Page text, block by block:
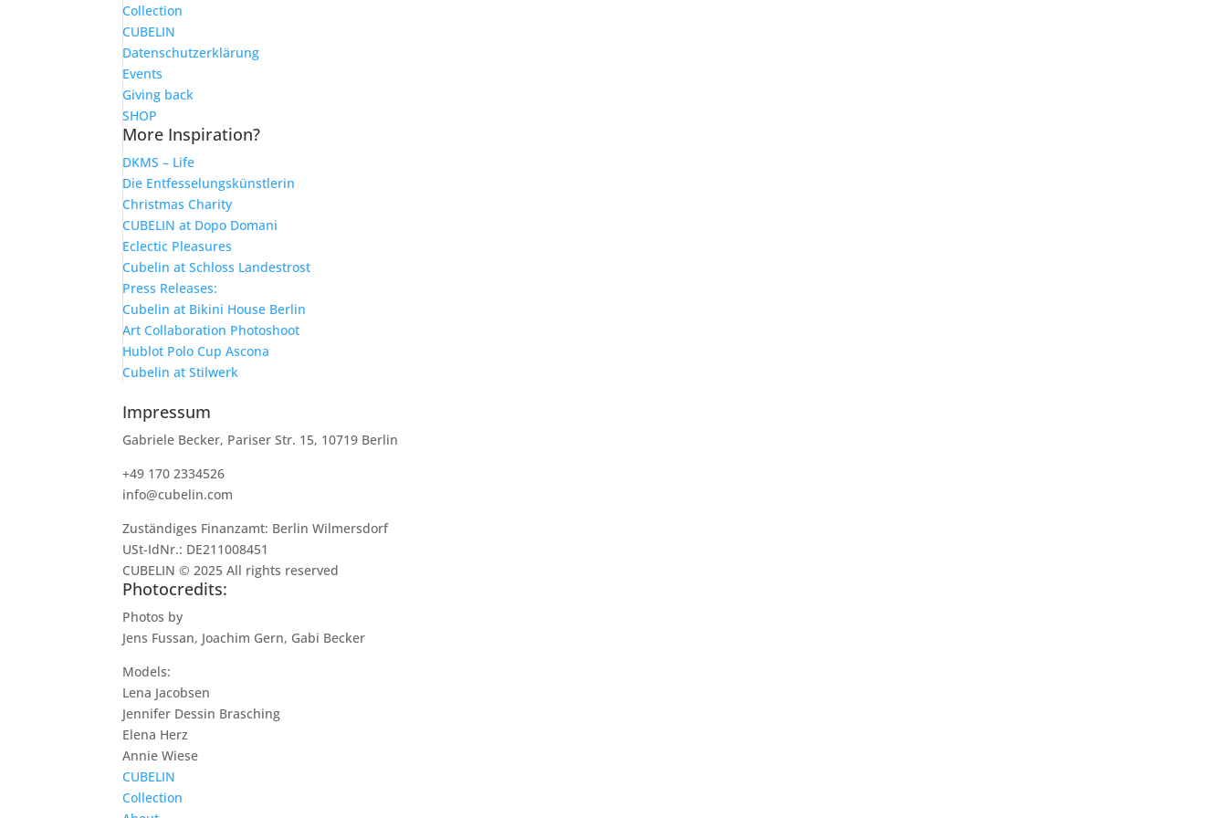
Collection
CUBELIN
Datenschutzerklärung
Events
Giving back
SHOP
More Inspiration?
DKMS – Life
Die Entfesselungskünstlerin
Christmas Charity
CUBELIN at Dopo Domani
Eclectic Pleasures
Cubelin at Schloss Landestrost
Press Releases:
Cubelin at Bikini House Berlin
Art Collaboration Photoshoot
Hublot Polo Cup Ascona
Cubelin at Stilwerk
Impressum
Gabriele Becker, Pariser Str. 15, 10719 Berlin
+49 170 2334526
info@cubelin.com
Zuständiges Finanzamt: Berlin Wilmersdorf
USt-IdNr.: DE211008451
CUBELIN © 2025 All rights reserved
Photocredits:
Photos by
Jens Fussan, Joachim Gern, Gabi Becker
Models:
Lena Jacobsen
Jennifer Dessin Brasching
Elena Herz
Annie Wiese
CUBELIN
Collection